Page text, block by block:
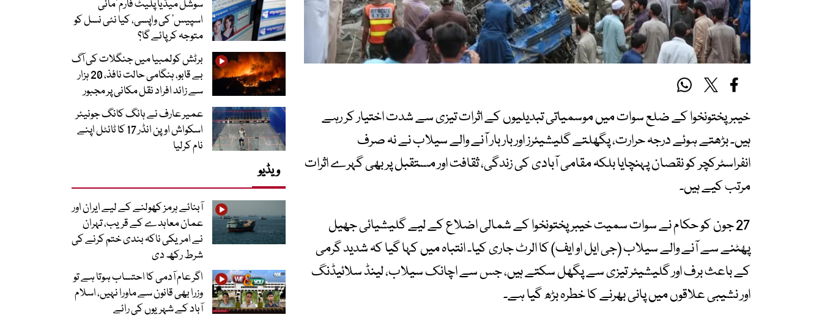
خیبرپختونخوا کے ضلع سوات میں موسمیاتی تبدیلیوں کے اثرات تیزی سے شدت اختیار کر رہے
ہیں۔ بڑھتے ہوئے درجہ حرارت، پگھلتے گلیشیئرز اور بار بار آنے والے سیلاب نے نہ صرف
انفراسٹرکچر کو نقصان پہنچایا بلکہ مقامی آبادی کی زندگی، ثقافت اور مستقبل پر بھی گہرے اثرات
مرتب کیے ہیں۔
27 جون کو حکام نے سوات سمیت خیبرپختونخوا کے شمالی اضلاع کے لیے گلیشیائی جھیل
پھٹنے سے آنے والے سیلاب (جی ایل او ایف) کا الرٹ جاری کیا۔ انتباہ میں کہا گیا کہ شدید گرمی
کے باعث برف اور گلیشیئر تیزی سے پگھل سکتے ہیں، جس سے اچانک سیلاب، لینڈ سلائیڈنگ
اور نشیبی علاقوں میں پانی بھرنے کا خطرہ بڑھ گیا ہے۔
سوشل میڈیا پلیٹ فارم ‘مائی
اسپیس’ کی واپسی، کیا نئی نسل کو
متوجہ کر پائے گا؟
برٹش کولمبیا میں جنگلات کی آگ
بے قابو، ہنگامی حالت نافذ، 20 ہزار
سے زائد افراد نقل مکانی پر مجبور
عمیر عارف نے ہانگ کانگ جونیئر
اسکواش اوپن انڈر 17 کا ٹائٹل اپنے
نام کرلیا
ویڈیو
آبنائے ہرمز کھولنے کے لیے ایران اور
عمان معاہدے کے قریب، تہران
نے امریکی ناکہ بندی ختم کرنے کی
شرط رکھ دی
اگر عام آدمی کا احتساب ہوتا ہے تو
وزرا بھی قانون سے ماورا نہیں، اسلام
آباد کے شہریوں کی رائے